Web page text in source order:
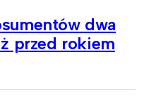
dwa
przed rokiem